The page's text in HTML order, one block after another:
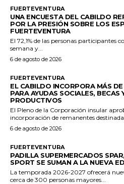
FUERTEVENTURA
UNA ENCUESTA DEL CABILDO
POR LA PRESIÓN SOBRE LOS
FUERTEVENTURA
El 72,1% de las personas participantes
semana y...
6 de agosto de 2026
FUERTEVENTURA
EL CABILDO INCORPORA MÁS
PARA AYUDAS SOCIALES, BECAS
PRODUCTIVOS
El Pleno de la Corporación insular
incorporación de remanentes
6 de agosto de 2026
FUERTEVENTURA
PADILLA SUPERMERCADOS
SPORT SE SUMAN A LA NUEVA
La temporada 2026-2027 ofrecerá
cerca de 300 personas mayores...